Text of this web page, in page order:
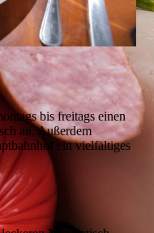
bis freitags einen
an. Außerdem
ein vielfältiges